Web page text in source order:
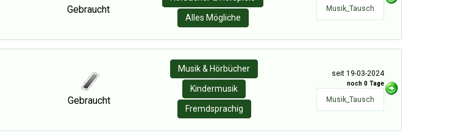
Gebraucht
Alles Mögliche
Musik_Tausch
Gebraucht
Musik & Hörbücher
Kindermusik
Fremdsprachig
seit 19-03-2024
noch 0 Tage
Musik_Tausch